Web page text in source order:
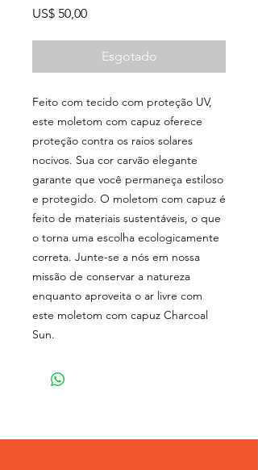
US$ 50,00Preço
Esgotado
Feito com tecido com proteção UV,
este moletom com capuz oferece
proteção contra os raios solares
nocivos. Sua cor carvão elegante
garante que você permaneça estiloso
e protegido. O moletom com capuz é
feito de materiais sustentáveis, o que
o torna uma escolha ecologicamente
correta. Junte-se a nós em nossa
missão de conservar a natureza
enquanto aproveita o ar livre com
este moletom com capuz Charcoal
Sun.